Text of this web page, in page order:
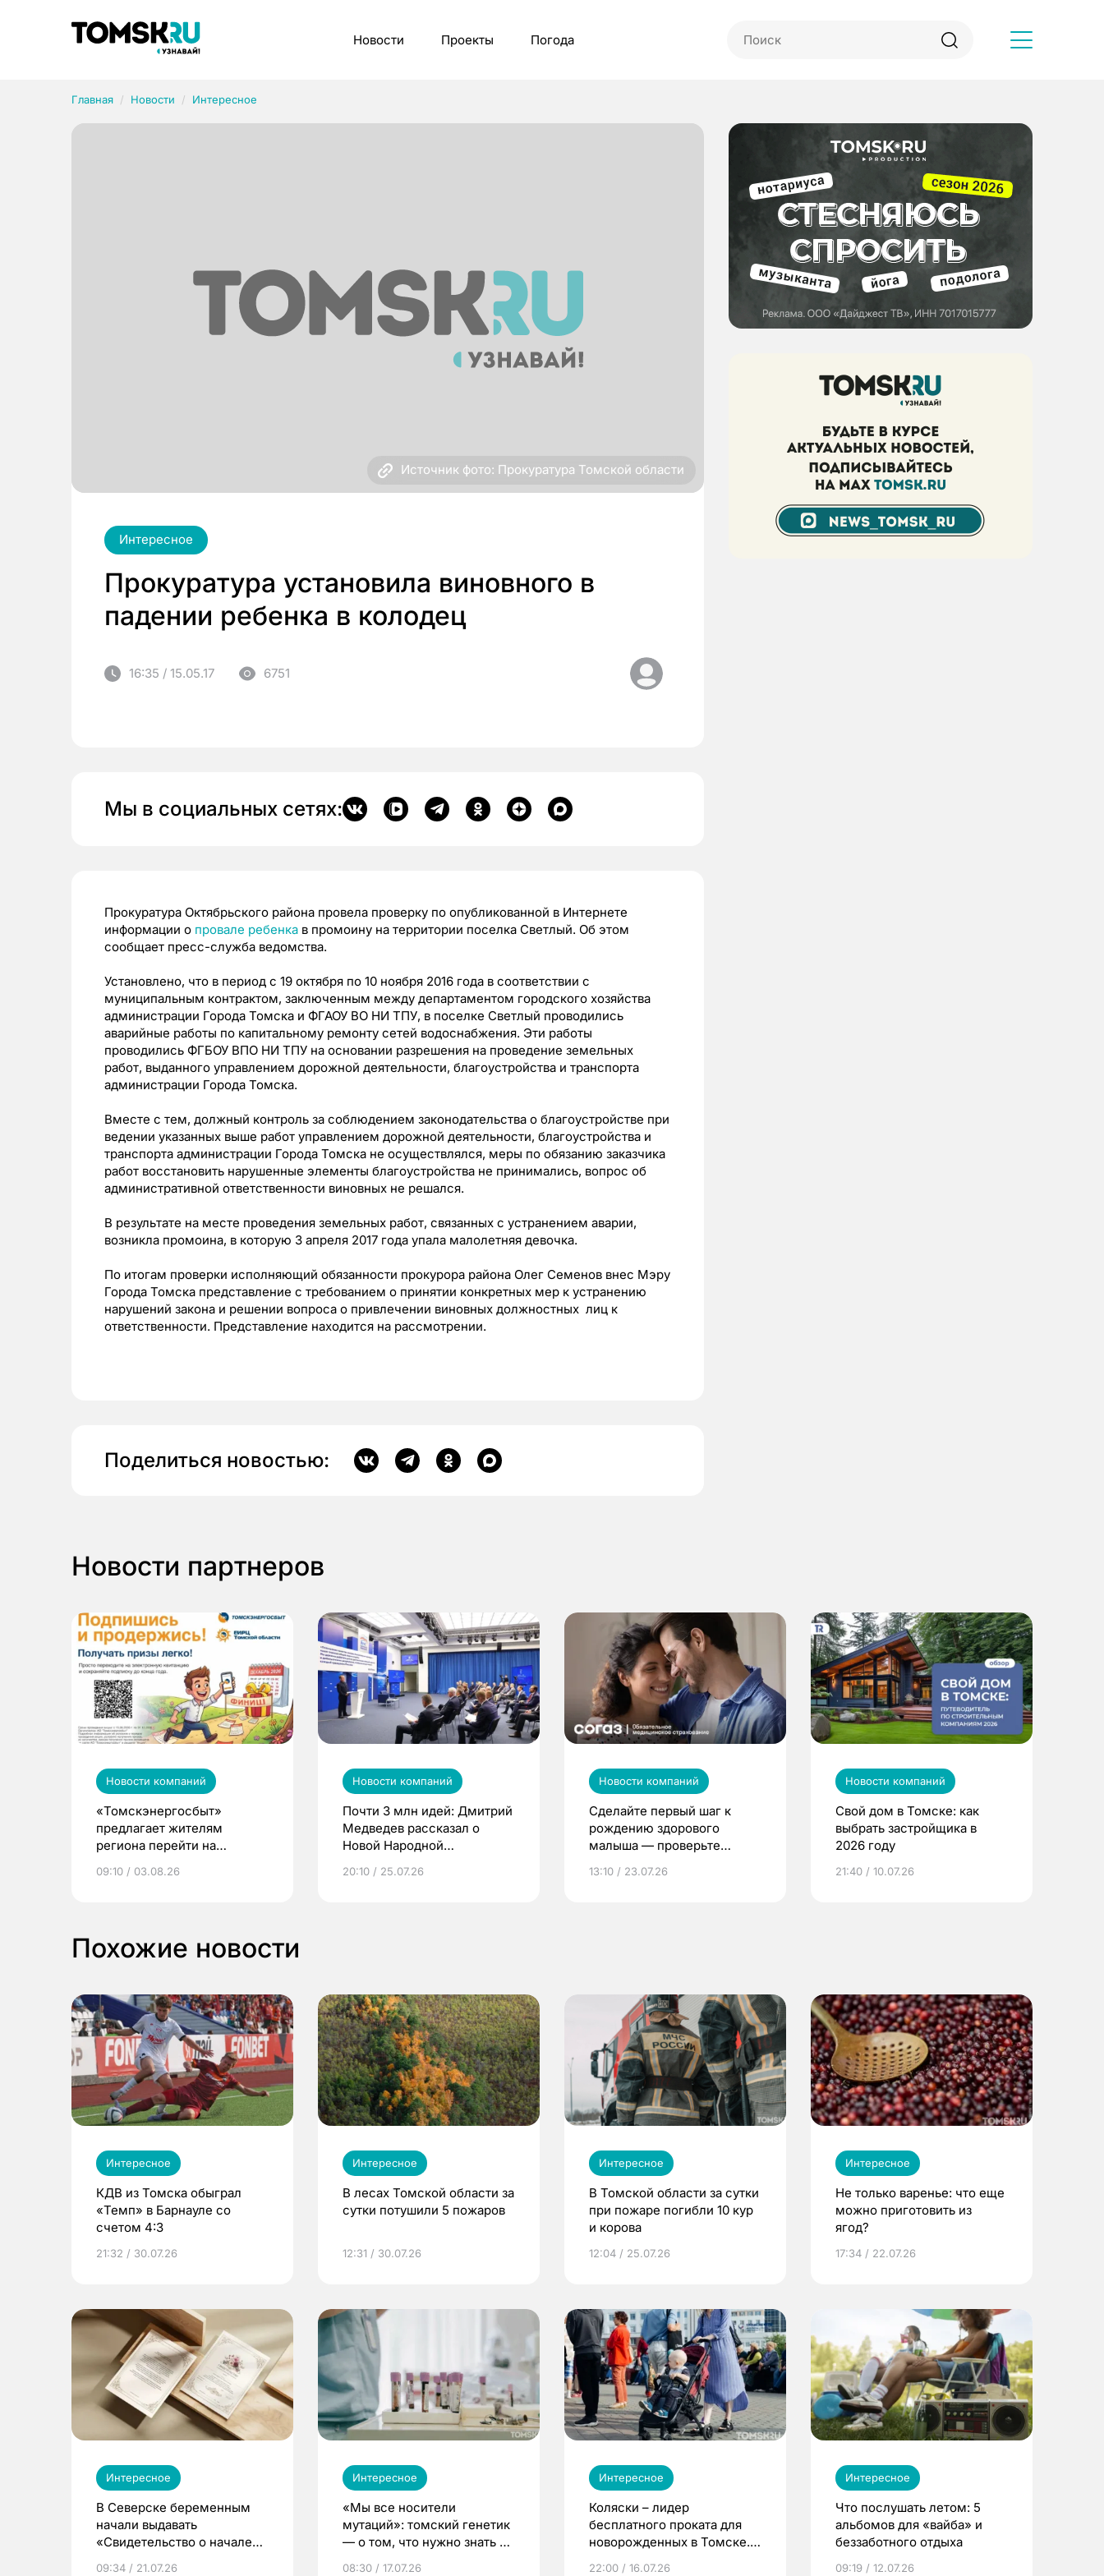
Новости Проекты Погода
Главная Новости Интересное
Источник фото: Прокуратура Томской области
Интересное
Прокуратура установила виновного в
падении ребенка в колодец
16:35 / 15.05.17 6751
Мы в социальных сетях:
Прокуратура Октябрьского района провела проверку по опубликованной в Интернете
информации о провале ребенка в промоину на территории поселка Светлый. Об этом
сообщает пресс-служба ведомства.
Установлено, что в период с 19 октября по 10 ноября 2016 года в соответствии с
муниципальным контрактом, заключенным между департаментом городского хозяйства
администрации Города Томска и ФГАОУ ВО НИ ТПУ, в поселке Светлый проводились
аварийные работы по капитальному ремонту сетей водоснабжения. Эти работы
проводились ФГБОУ ВПО НИ ТПУ на основании разрешения на проведение земельных
работ, выданного управлением дорожной деятельности, благоустройства и транспорта
администрации Города Томска.
Вместе с тем, должный контроль за соблюдением законодательства о благоустройстве при
ведении указанных выше работ управлением дорожной деятельности, благоустройства и
транспорта администрации Города Томска не осуществлялся, меры по обязанию заказчика
работ восстановить нарушенные элементы благоустройства не принимались, вопрос об
административной ответственности виновных не решался.
В результате на месте проведения земельных работ, связанных с устранением аварии,
возникла промоина, в которую 3 апреля 2017 года упала малолетняя девочка.
По итогам проверки исполняющий обязанности прокурора района Олег Семенов внес Мэру
Города Томска представление с требованием о принятии конкретных мер к устранению
нарушений закона и решении вопроса о привлечении виновных должностных лиц к
ответственности. Представление находится на рассмотрении.
Поделиться новостью:
Новости партнеров
Новости компаний
«Томскэнергосбыт»
предлагает жителям
региона перейти на
выиграть призы
09:10 / 03.08.26
Новости компаний
Почти 3 млн идей: Дмитрий
Медведев рассказал о
Новой Народной
20:10 / 25.07.26
Новости компаний
Сделайте первый шаг к
рождению здорового
малыша — проверьте
по ОМС!
13:10 / 23.07.26
Новости компаний
Свой дом в Томске: как
выбрать застройщика в
2026 году
21:40 / 10.07.26
Похожие новости
Интересное
КДВ из Томска обыграл
«Темп» в Барнауле со
счетом 4:3
21:32 / 30.07.26
Интересное
В лесах Томской области за
сутки потушили 5 пожаров
12:31 / 30.07.26
Интересное
В Томской области за сутки
при пожаре погибли 10 кур
и корова
12:04 / 25.07.26
Интересное
Не только варенье: что еще
можно приготовить из
ягод?
17:34 / 22.07.26
Интересное
В Северске беременным
начали выдавать
«Свидетельство о начале
09:34 / 21.07.26
Интересное
«Мы все носители
мутаций»: томский генетик
— о том, что нужно знать до
08:30 / 17.07.26
Интересное
Коляски – лидер
бесплатного проката для
новорожденных в Томске.
22:00 / 16.07.26
Интересное
Что послушать летом: 5
альбомов для «вайба» и
беззаботного отдыха
09:19 / 12.07.26
Рубрики